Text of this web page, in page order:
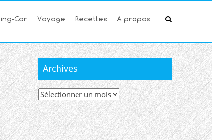
Car Voyage Recettes A propos
Archives
Archives